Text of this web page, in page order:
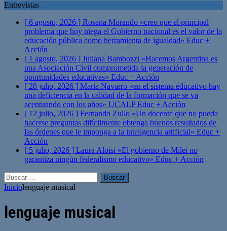
Entrevistas
[ 6 agosto, 2026 ] Rosana Morando «creo que el principal
problema que hoy niega el Gobierno nacional es el valor de la
educación pública como herramienta de igualdad» Educ +
Acción
[ 1 agosto, 2026 ] Juliana Bambozzi «Hacemos Argentina es
una Asociación Civil comprometida la generación de
oportunidades educativas» Educ + Acción
[ 28 julio, 2026 ] María Navarro «en el sistema educativo hay
una deficiencia en la calidad de la formación que se va
acentuando con los años» UCALPEduc + Acción
[ 12 julio, 2026 ] Fernando Zullo «Un docente que no pueda
hacerse preguntas difícilmente obtenga buenos resultados de
las órdenes que le imponga a la inteligencia artificial» Educ +
Acción
[ 5 julio, 2026 ] Laura Aloisi «El gobierno de Milei no
garantiza ningún federalismo educativo» Educ + Acción
Buscar:
Iniciolenguaje musical
lenguaje musical